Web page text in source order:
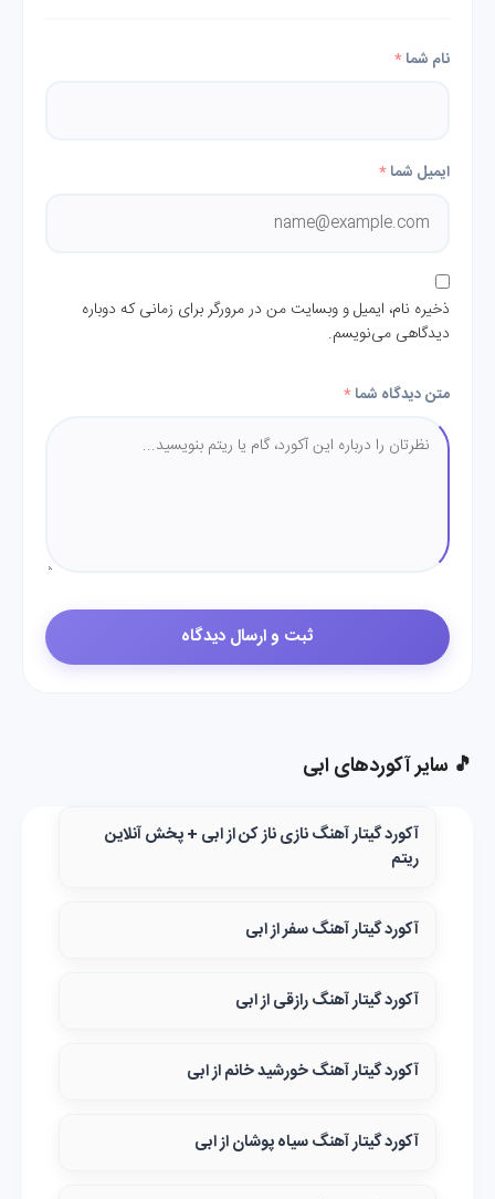
نام شما*
ایمیل شما*
ذخیره نام، ایمیل و وبسایت من در مرورگر برای زمانی که دوباره
دیدگاهی می‌نویسم.
متن دیدگاه شما*
🎵 سایر آکوردهای ابی
آکورد گیتار آهنگ نازی ناز کن از ابی + پخش آنلاین
ریتم
آکورد گیتار آهنگ سفر از ابی
آکورد گیتار آهنگ رازقی از ابی
آکورد گیتار آهنگ خورشید خانم از ابی
آکورد گیتار آهنگ سیاه پوشان از ابی